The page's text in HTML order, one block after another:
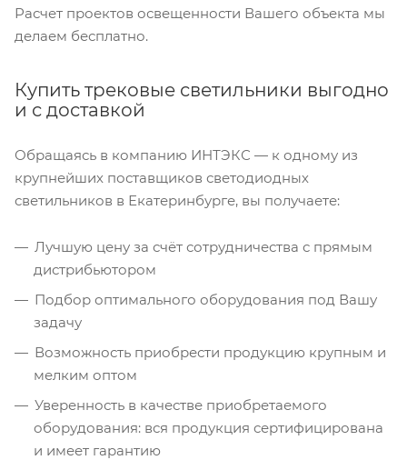
Расчет проектов освещенности Вашего объекта мы
делаем бесплатно.
Купить трековые светильники выгодно
и с доставкой
Обращаясь в компанию ИНТЭКС — к одному из
крупнейших поставщиков светодиодных
светильников в Екатеринбурге, вы получаете:
Лучшую цену за счёт сотрудничества с прямым
дистрибьютором
Подбор оптимального оборудования под Вашу
задачу
Возможность приобрести продукцию крупным и
мелким оптом
Уверенность в качестве приобретаемого
оборудования: вся продукция сертифицирована
и имеет гарантию